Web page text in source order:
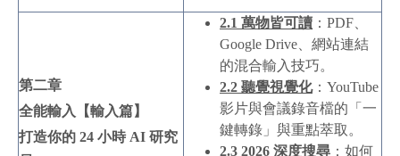
第二章
全能輸入【輸入篇】
打造你的 24 小時AI 研究
2.1 萬物皆可讀 ：PDF、
Google Drive、網站連結
的混合輸入技巧。
2.2 聽覺視覺化：YouTube
影片與會議錄音檔的「一
鍵轉錄」與重點萃取。
2.3 2026 深度搜尋 ：如何